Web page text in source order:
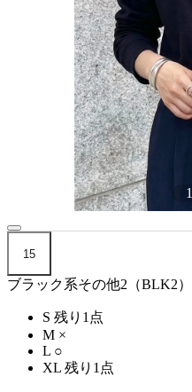
1
15
ブラック系その他2（BLK2）
S 残り1点
M ×
L ○
XL 残り1点